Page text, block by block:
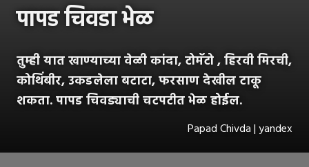
पापड चिवडा भेळ
तुम्ही यात खाण्याच्या वेळी कांदा, टोमॅटो , हिरवी मिरची,
कोथिंबीर, उकडलेला बटाटा, फरसाण देखील टाकू
शकता. पापड चिवड्याची चटपटीत भेळ होईल.
Papad Chivda | yandex